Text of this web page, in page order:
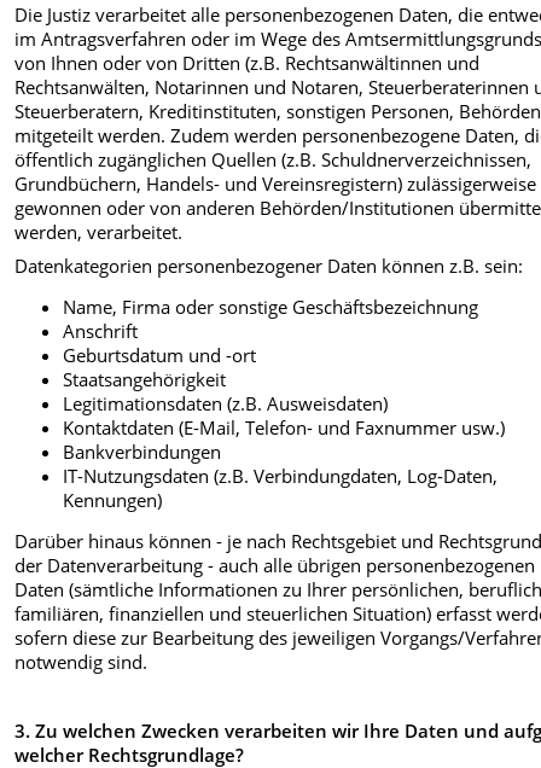
Die Justiz verarbeitet alle personenbezogenen Daten, die
im Antragsverfahren oder im Wege des
von Ihnen oder von Dritten (z.B. Rechtsanwältinnen und
Rechtsanwälten, Notarinnen und Notaren, Steuerberaterinnen
Steuerberatern, Kreditinstituten, sonstigen Personen,
mitgeteilt werden. Zudem werden personenbezogene Daten,
öffentlich zugänglichen Quellen (z.B. Schuldnerverzeichnissen,
Grundbüchern, Handels- und Vereinsregistern) zulässigerweise
gewonnen oder von anderen Behörden/Institutionen
werden, verarbeitet.
Datenkategorien personenbezogener Daten können z.B. sein:
Name, Firma oder sonstige Geschäftsbezeichnung
Anschrift
Geburtsdatum und -ort
Staatsangehörigkeit
Legitimationsdaten (z.B. Ausweisdaten)
Kontaktdaten (E-Mail, Telefon- und Faxnummer usw.)
Bankverbindungen
IT-Nutzungsdaten (z.B. Verbindungdaten, Log-Daten,
Kennungen)
Darüber hinaus können - je nach Rechtsgebiet und
der Datenverarbeitung - auch alle übrigen personenbezogenen
Daten (sämtliche Informationen zu Ihrer persönlichen,
familiären, finanziellen und steuerlichen Situation) erfasst
sofern diese zur Bearbeitung des jeweiligen Vorgangs/
notwendig sind.
3. Zu welchen Zwecken verarbeiten wir Ihre Daten und
welcher Rechtsgrundlage?